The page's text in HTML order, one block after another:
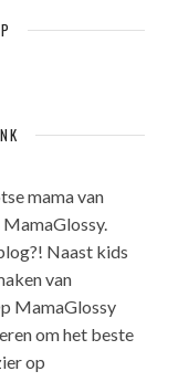
mama van
Naast kids
van
MamaGlossy
om het beste
op